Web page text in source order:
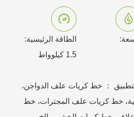
الطاقة الرئيسية:
1.5 كيلوواط
： خط كريات علف الدواجن،
خط كريات علف المجترات، خط